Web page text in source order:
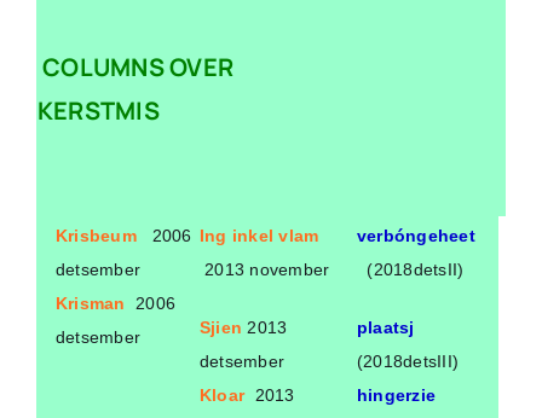
COLUMNS OVER
KERSTMIS
Krisbeum
2006
detsember
Krisman
2006
detsember
Ing inkel vlam
2013 november
Sjien 2013
detsember
Kloar
2013
verbóngeheet
(2018detsII)
plaatsj
(2018detsIII)
hingerzie